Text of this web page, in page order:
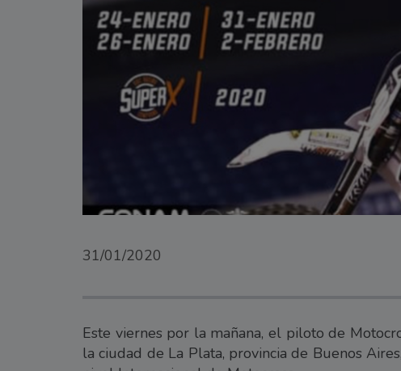
31/01/2020
Este viernes por la mañana, el piloto de
la ciudad de La Plata, provincia de Buenos